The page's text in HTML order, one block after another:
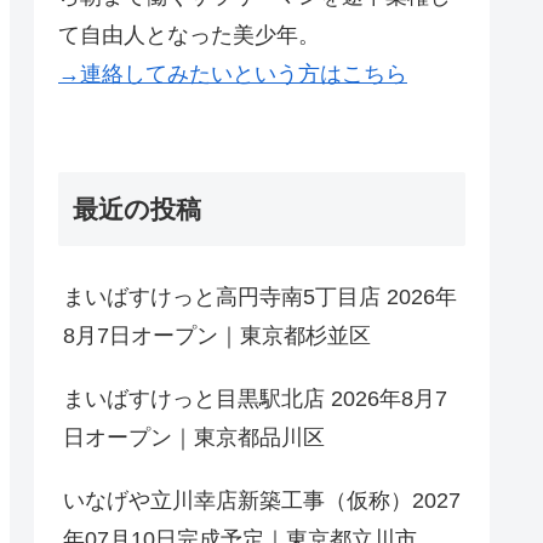
て自由人となった美少年。
→連絡してみたいという方はこちら
最近の投稿
まいばすけっと高円寺南5丁目店 2026年
8月7日オープン｜東京都杉並区
まいばすけっと目黒駅北店 2026年8月7
日オープン｜東京都品川区
いなげや立川幸店新築工事（仮称）2027